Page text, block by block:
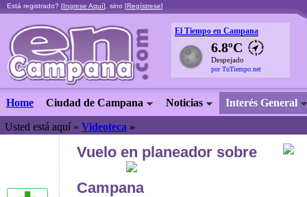
Está registrado? [Ingrese Aquí], sino [Regístrese]
El Tiempo en Campana
6.8ºC
Despejado
por TuTiempo.net
Home Ciudad de Campana Noticias Interés General
Usted está aquí » Videoteca »
Vuelo en planeador sobre
Campana